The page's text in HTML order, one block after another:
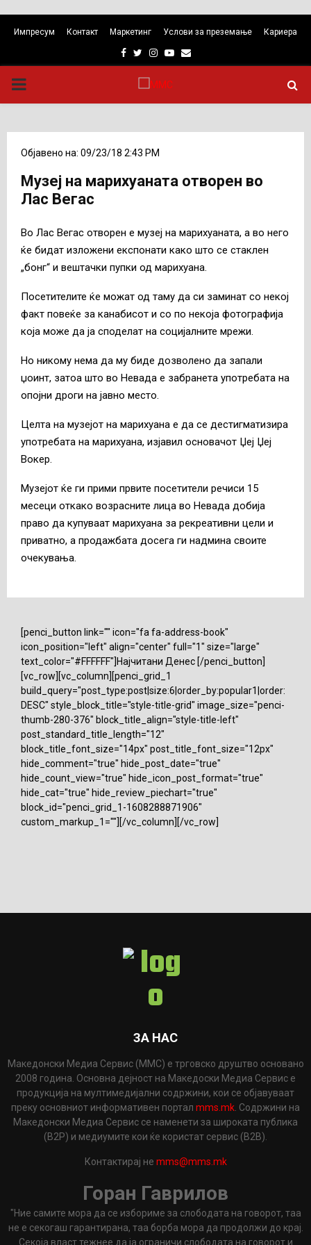
Импресум Контакт Маркетинг Услови за преземање Кариера
Facebook
TwitterInstagram
Youtube
Email
PRIMARY
Објавено на: 09/23/18 2:43 PM
Музеј на марихуаната отворен во
Лас Вегас
Во Лас Вегас отворен е музеј на марихуаната, а во него
ќе бидат изложени експонати како што се стаклен
„бонг“ и вештачки пупки од марихуана.
Посетителите ќе можат од таму да си заминат со некој
факт повеќе за канабисот и со по некоја фотографија
која може да ја споделат на социјалните мрежи.
Но никому нема да му биде дозволено да запали
џоинт, затоа што во Невада е забранета употребата на
опојни дроги на јавно место.
Целта на музејот на марихуана е да се дестигматизира
употребата на марихуана, изјавил основачот Џеј Џеј
Вокер.
Музејот ќе ги прими првите посетители речиси 15
месеци откако возрасните лица во Невада добија
право да купуваат марихуана за рекреативни цели и
приватно, а продажбата досега ги надмина своите
очекувања.
[penci_button link="" icon="fa fa-address-book"
icon_position="left" align="center" full="1" size="large"
text_color="#FFFFFF"]Најчитани Денес [/penci_button]
[vc_row][vc_column][penci_grid_1
build_query="post_type:post|size:6|order_by:popular1|order:
DESC" style_block_title="style-title-grid" image_size="penci-
thumb-280-376" block_title_align="style-title-left"
post_standard_title_length="12"
block_title_font_size="14px" post_title_font_size="12px"
hide_comment="true" hide_post_date="true"
hide_count_view="true" hide_icon_post_format="true"
hide_cat="true" hide_review_piechart="true"
block_id="penci_grid_1-1608288871906"
custom_markup_1=""][/vc_column][/vc_row]
ЗА НАС
Македонски Медиа Сервис (ММС) е трговско друштво основано
2008 година. Основна дејност на Македоски Медиа Сервис е
продукција на мултимедијални содржини, кои се објавуваат
преку основниот информативен портал mms.mk . Содржини на
Македонски Медиа Сервис се наменети за широката публика
(B2P) и медиумите кои ќе користат сервис (B2B).
Контактирај не mms@mms.mk
Горан Гаврилов
"Ние самите мора да се избориме за слободата на говорот, таа
не е секогаш гарантирана, таа борба мора да продолжи до крај.
Секоја власт тежнее да ја ограничи слободата на говорот и